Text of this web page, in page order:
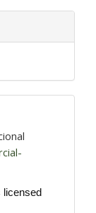
licensed